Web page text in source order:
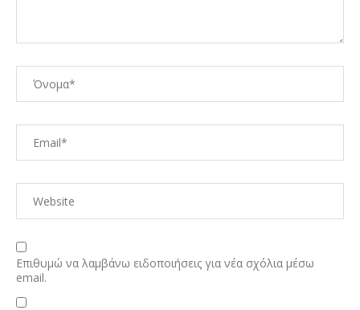
Επιθυμώ να λαμβάνω ειδοποιήσεις για νέα σχόλια μέσω
email.